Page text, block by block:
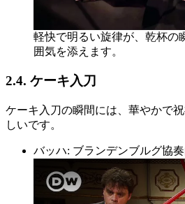
軽快で明るい旋律が、乾杯の
囲気を添えます。
2.4. ケーキ入刀
ケーキ入刀の瞬間には、華やかで
しいです。
バッハ: ブランデンブルグ協